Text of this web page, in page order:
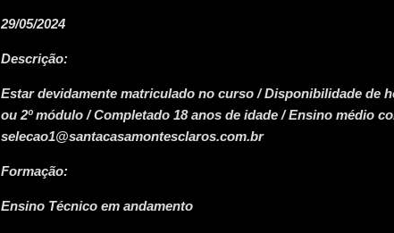
29/05/2024
Descrição:
Estar devidamente matriculado no curso / Disponibilidade de
ou 2º módulo / Completado 18 anos de idade / Ensino médio
selecao1@santacasamontesclaros.com.br
Formação:
Ensino Técnico em andamento